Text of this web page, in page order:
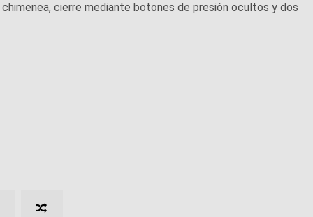
cierre mediante botones de presión ocultos y dos